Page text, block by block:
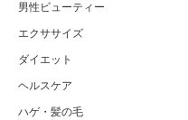
男性ビューティー
エクササイズ
ダイエット
ヘルスケア
ハゲ・髪の毛